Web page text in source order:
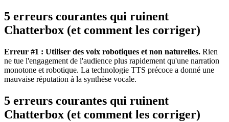
5 erreurs courantes qui ruinent
Chatterbox (et comment les corriger)
Erreur #1 : Utiliser des voix robotiques et non naturelles. Rien
ne tue l'engagement de l'audience plus rapidement qu'une narration
monotone et robotique. La technologie TTS précoce a donné une
mauvaise réputation à la synthèse vocale.
5 erreurs courantes qui ruinent
Chatterbox (et comment les corriger)